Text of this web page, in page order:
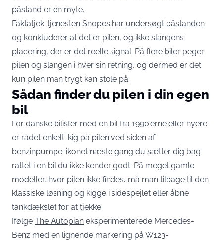
påstand er en myte.
Faktatjek-tjenesten Snopes har undersøgt påstanden
og konkluderer at det er pilen, og ikke slangens
placering, der er det reelle signal. På flere biler peger
pilen og slangen i hver sin retning, og dermed er det
kun pilen man trygt kan stole på.
Sådan finder du pilen i din egen
bil
For danske bilister med en bil fra 1990’erne eller nyere
er rådet enkelt: kig på pilen ved siden af
benzinpumpe-ikonet næste gang du sætter dig bag
rattet i en bil du ikke kender godt. På meget gamle
modeller, hvor pilen ikke findes, må man tilbage til den
klassiske løsning og kigge i sidespejlet eller åbne
tankdækslet for at tjekke.
Ifølge The Autopian eksperimenterede Mercedes-
Benz med en lignende markering på W123-